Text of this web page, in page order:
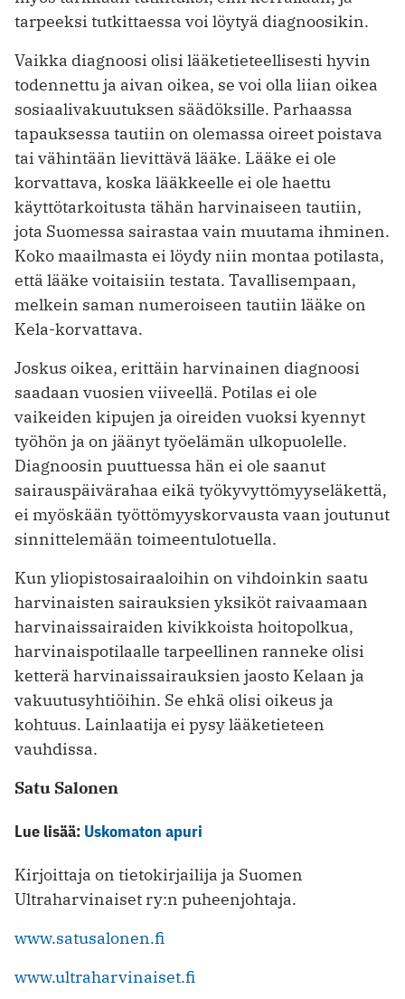
tarpeeksi tutkittaessa voi löytyä diagnoosikin.
Vaikka diagnoosi olisi lääketieteellisesti hyvin
todennettu ja aivan oikea, se voi olla liian oikea
sosiaalivakuutuksen säädöksille. Parhaassa
tapauksessa tautiin on olemassa oireet poistava
tai vähintään lievittävä lääke. Lääke ei ole
korvattava, koska lääkkeelle ei ole haettu
käyttötarkoitusta tähän harvinaiseen tautiin,
jota Suomessa sairastaa vain muutama ihminen.
Koko maailmasta ei löydy niin montaa potilasta,
että lääke voitaisiin testata. Tavallisempaan,
melkein saman numeroiseen tautiin lääke on
Kela-korvattava.
Joskus oikea, erittäin harvinainen diagnoosi
saadaan vuosien viiveellä. Potilas ei ole
vaikeiden kipujen ja oireiden vuoksi kyennyt
työhön ja on jäänyt työelämän ulkopuolelle.
Diagnoosin puuttuessa hän ei ole saanut
sairauspäivärahaa eikä työkyvyttömyyseläkettä,
ei myöskään työttömyyskorvausta vaan joutunut
sinnittelemään toimeentulotuella.
Kun yliopistosairaaloihin on vihdoinkin saatu
harvinaisten sairauksien yksiköt raivaamaan
harvinaissairaiden kivikkoista hoitopolkua,
harvinaispotilaalle tarpeellinen ranneke olisi
ketterä harvinaissairauksien jaosto Kelaan ja
vakuutusyhtiöihin. Se ehkä olisi oikeus ja
kohtuus. Lainlaatija ei pysy lääketieteen
vauhdissa.
Satu Salonen
Lue lisää: Uskomaton apuri
Kirjoittaja on tietokirjailija ja Suomen
Ultraharvinaiset ry:n puheenjohtaja.
www.satusalonen.fi
www.ultraharvinaiset.fi